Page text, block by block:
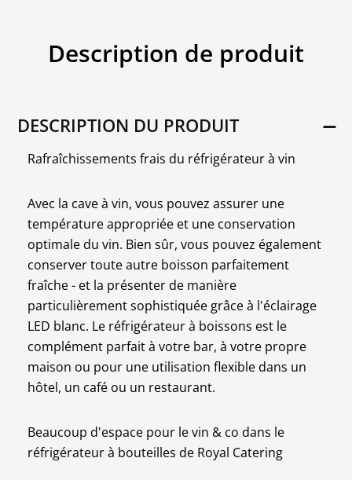
Description de produit
DESCRIPTION DU PRODUIT
Rafraîchissements frais du réfrigérateur à vin
Avec la cave à vin, vous pouvez assurer une
température appropriée et une conservation
optimale du vin. Bien sûr, vous pouvez également
conserver toute autre boisson parfaitement
fraîche - et la présenter de manière
particulièrement sophistiquée grâce à l'éclairage
LED blanc. Le réfrigérateur à boissons est le
complément parfait à votre bar, à votre propre
maison ou pour une utilisation flexible dans un
hôtel, un café ou un restaurant.
Beaucoup d'espace pour le vin & co dans le
réfrigérateur à bouteilles de Royal Catering